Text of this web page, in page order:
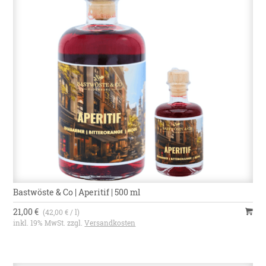
Bastwöste & Co | Aperitif | 500 ml
21,00 € (42,00 € / l)
inkl. 19% MwSt. zzgl.Versandkosten